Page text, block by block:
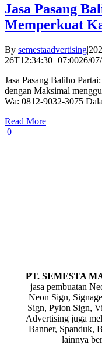
Jasa Pasang
Memperkuat
By semestaadvertising|
26T12:34:30+07:0026/
Jasa Pasang Baliho
dengan Maksimal
Wa: 0812-9032-3075
Read More
0
PT. SEMESTA
jasa pembuatan
Neon Sign,
Sign, Pylon Sign,
Advertising juga
Banner, Spanduk,
lainnya